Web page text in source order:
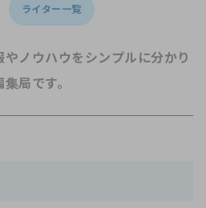
ライター一覧
ノウハウをシンプルに分かり
局です。